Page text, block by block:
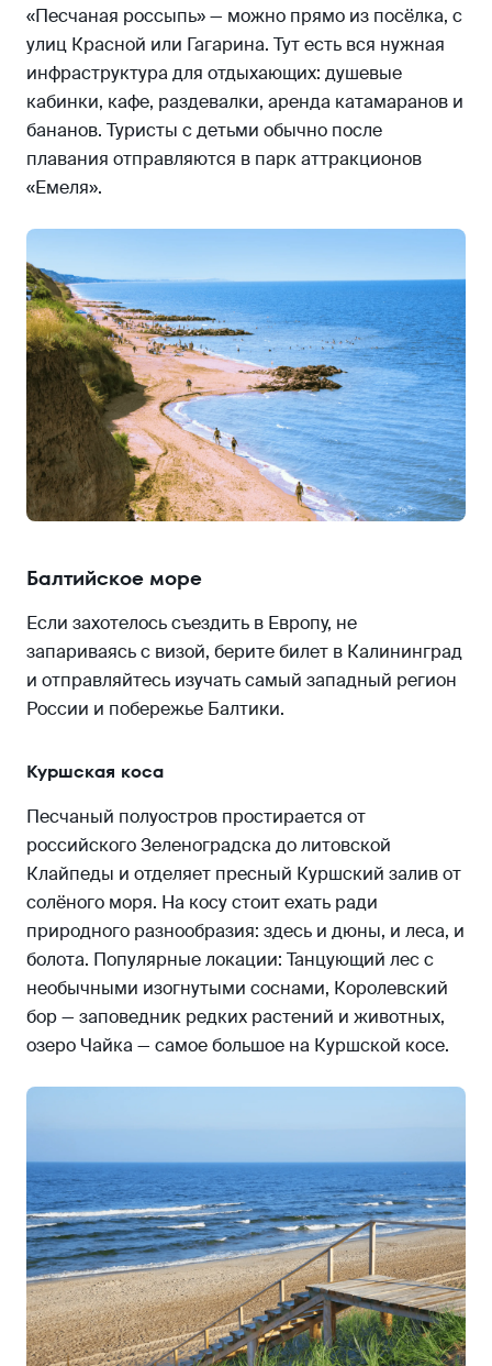
«Песчаная россыпь» — можно прямо из посёлка, с
улиц Красной или Гагарина. Тут есть вся нужная
инфраструктура для отдыхающих: душевые
кабинки, кафе, раздевалки, аренда катамаранов и
бананов. Туристы с детьми обычно после
плавания отправляются в парк аттракционов
«Емеля».
Балтийское море
Если захотелось съездить в Европу, не
запариваясь с визой, берите билет в Калининград
и отправляйтесь изучать самый западный регион
России и побережье Балтики.
Куршская коса
Песчаный полуостров простирается от
российского Зеленоградска до литовской
Клайпеды и отделяет пресный Куршский залив от
солёного моря. На косу стоит ехать ради
природного разнообразия: здесь и дюны, и леса, и
болота. Популярные локации: Танцующий лес с
необычными изогнутыми соснами, Королевский
бор — заповедник редких растений и животных,
озеро Чайка — самое большое на Куршской косе.